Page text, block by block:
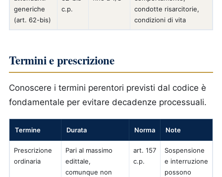
generiche
(art. 62-bis)
c.p.
condotte risarcitorie,
condizioni di vita
Termini e prescrizione
Conoscere i termini perentori previsti dal codice è
fondamentale per evitare decadenze processuali.
Termine Durata Norma Note
Prescrizione
ordinaria
Pari al massimo
edittale,
comunque non
art. 157
c.p.
Sospensione
e interruzione
possono